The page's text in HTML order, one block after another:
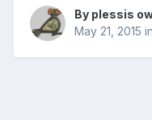
By plessis
May 21, 2015 in